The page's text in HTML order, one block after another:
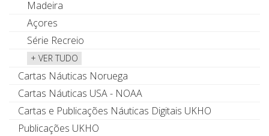
Madeira
Açores
Série Recreio
+ VER TUDO
Cartas Náuticas Noruega
Cartas Náuticas USA - NOAA
Cartas e Publicações Náuticas Digitais UKHO
Publicações UKHO